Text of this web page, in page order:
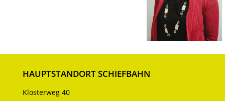
HAUPTSTANDORT SCHIEFBAHN
Klosterweg 40